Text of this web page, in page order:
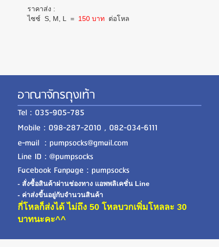
ราคาส่ง :
ไซซ์ S, M, L = 150 บาท ต่อโหล
อาณาจักรถุงเท้า
Tel : 035-905-785
Mobile : 098-287-2010 , 082-034-6111
e-mail : pumpsocks@gmail.com
Line ID : @pumpsocks
Facebook Fanpage : pumpsocks
- สั่งซื้อสินค้าผ่านช่องทาง แอพพลิเคชั่น Line
- ค่าส่งขี้นอยู่กับจำนวนสินค้า
กี่โหลก็ส่งได้ ไม่ถึง 50 โหลบวกเพิ่มโหลละ 30
บาทนะคะ^^